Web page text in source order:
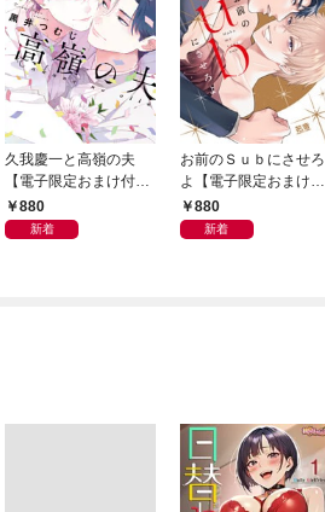
久我慶一と高嶺の夫
【電子限定おまけ付
き】880
新着
お前のＳｕｂにさせろ
よ【電子限定おまけ付
き】880
新着